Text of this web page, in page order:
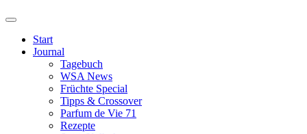
Start
Journal
Tagebuch
WSA News
Früchte Special
Tipps & Crossover
Parfum de Vie 71
Rezepte